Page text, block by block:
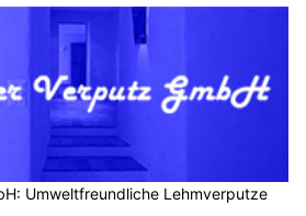
Umweltfreundliche Lehmverputze